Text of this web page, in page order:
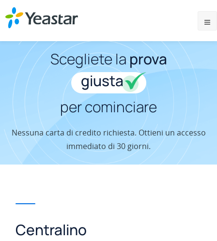
Scegliete laprova
giusta
per cominciare
Nessuna carta di credito richiesta. Ottieni un accesso
immediato di 30 giorni.
Centralino